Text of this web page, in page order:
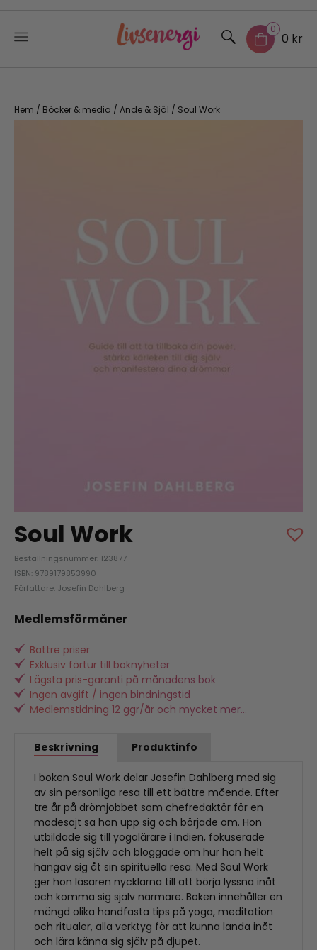
content
0
0 kr
Hem / Böcker & media / Ande & Själ / Soul Work
Soul Work
Beställningsnummer: 123877
ISBN: 9789179853990
Författare: Josefin Dahlberg
Medlemsförmåner
Bättre priser
Exklusiv förtur till boknyheter
Lägsta pris-garanti på månadens bok
Ingen avgift / ingen bindningstid
Medlemstidning 12 ggr/år och mycket mer...
Beskrivning Produktinfo
I boken Soul Work delar Josefin Dahlberg med sig
av sin personliga resa till ett bättre mående. Efter
tre år på drömjobbet som chefredaktör för en
modesajt sa hon upp sig och började om. Hon
utbildade sig till yogalärare i Indien, fokuserade
helt på sig själv och bloggade om hur hon helt
hängav sig åt sin spirituella resa. Med Soul Work
ger hon läsaren nycklarna till att börja lyssna inåt
och komma sig själv närmare. Boken innehåller en
mängd olika handfasta tips på yoga, meditation
och ritualer, alla verktyg för att kunna landa inåt
och lära känna sig själv på djupet.